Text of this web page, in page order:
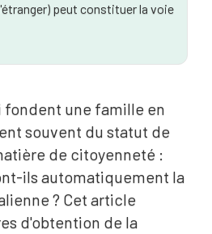
peut constituer la voie
fondent une famille en
souvent du statut de
de citoyenneté :
ils automatiquement la
? Cet article
d'obtention de la